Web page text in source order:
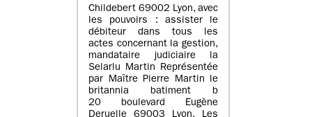
Childebert 69002 Lyon, avec
les pouvoirs : assister le
débiteur dans tous les
actes concernant la gestion,
mandataire judiciaire la
Selarlu Martin Représentée
par Maître Pierre Martin le
britannia batiment b
20 boulevard Eugène